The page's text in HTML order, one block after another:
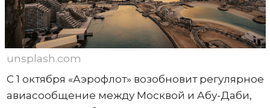
unsplash.com
С 1 октября «Аэрофлот» возобновит регулярное
авиасообщение между Москвой и Абу-Даби,